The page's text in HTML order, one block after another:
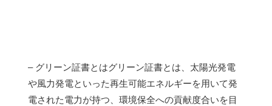
– グリーン証書とはグリーン証書とは、太陽光発電
や風力発電といった再生可能エネルギーを用いて発
電された電力が持つ、環境保全への貢献度合いを目